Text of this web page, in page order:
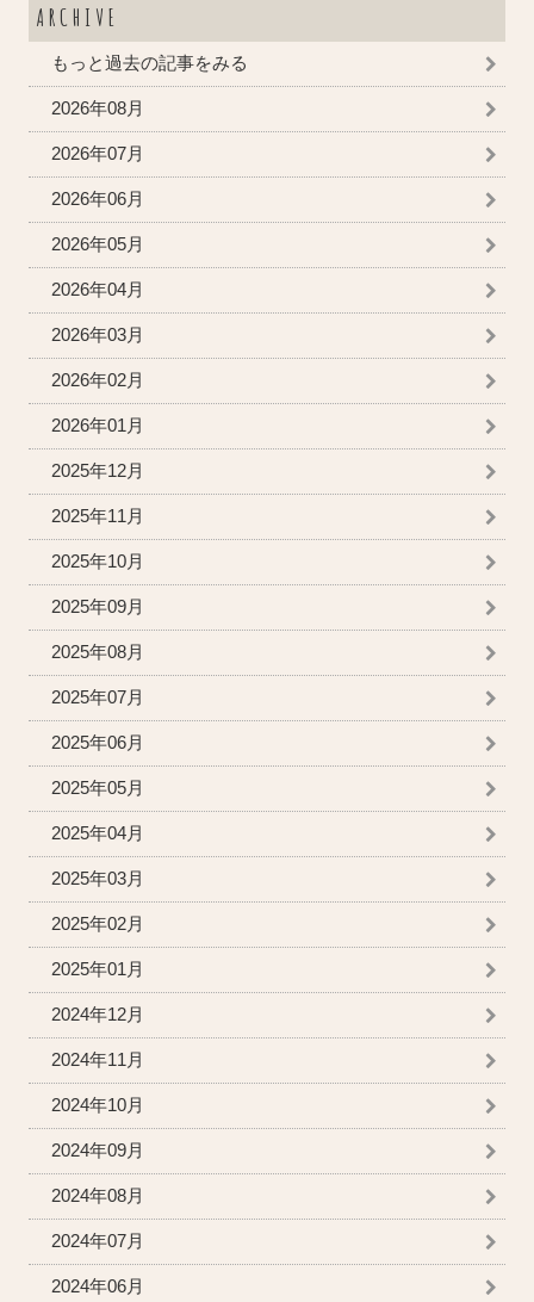
ARCHIVE
もっと過去の記事をみる
2026年08月
2026年07月
2026年06月
2026年05月
2026年04月
2026年03月
2026年02月
2026年01月
2025年12月
2025年11月
2025年10月
2025年09月
2025年08月
2025年07月
2025年06月
2025年05月
2025年04月
2025年03月
2025年02月
2025年01月
2024年12月
2024年11月
2024年10月
2024年09月
2024年08月
2024年07月
2024年06月